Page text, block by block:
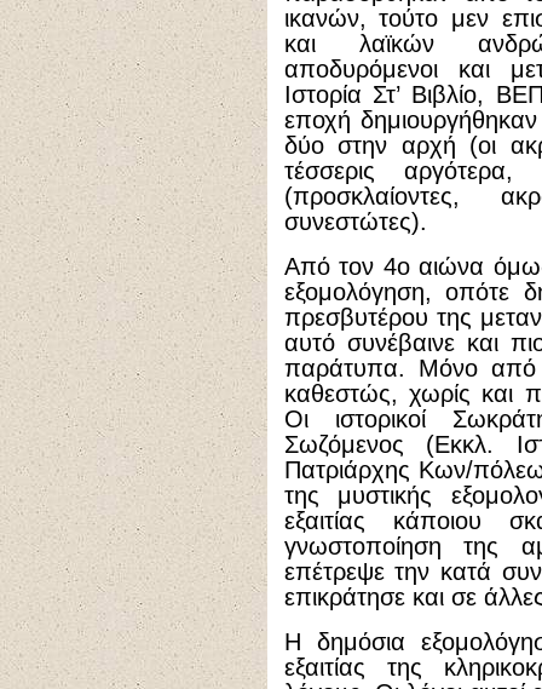
ικανών, τούτο μεν
και λαϊκών
αποδυρόμενοι και
Ιστορία Στ’ Βιβλίο,
εποχή
δύο στην αρχή (οι
τέσσερις
(προσκλαίοντες,
συνεστώτες).
Από τον 4ο αιώνα
εξομολόγηση, οπότε
πρεσβυτέρου της
αυτό συνέβαινε και
παράτυπα. Μόνο από
καθεστώς, χωρίς και
Οι ιστορικοί
Σωζόμενος (Εκκλ.
Πατριάρχης Κων/
της μυστικής
εξαιτίας κάποιου
γνωστοποίηση της
επέτρεψε την κατά
επικράτησε και σε
Η δημόσια
εξαιτίας της